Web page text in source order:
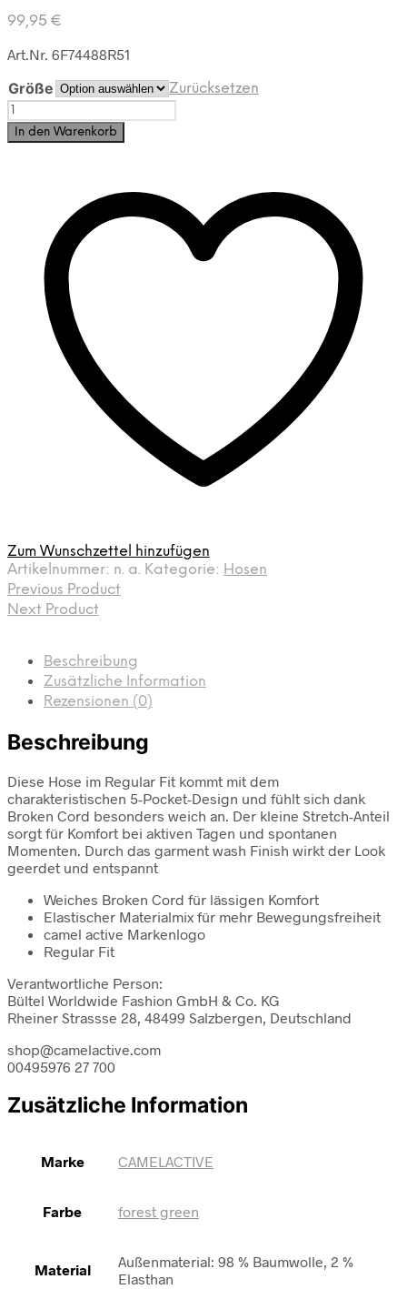
99,95 €
Art.Nr. 6F74488R51
Größe
Zurücksetzen
5-
Pkt
Regular
Baumwollmix
Camel
Active
Menge
In den Warenkorb
Zum Wunschzettel hinzufügen
Artikelnummer: n. a. Kategorie: Hosen
Previous Product
Next Product
Beschreibung
Zusätzliche Information
Rezensionen (0)
Beschreibung
Diese Hose im Regular Fit kommt mit dem
charakteristischen 5-Pocket-Design und fühlt sich dank
Broken Cord besonders weich an. Der kleine Stretch-Anteil
sorgt für Komfort bei aktiven Tagen und spontanen
Momenten. Durch das garment wash Finish wirkt der Look
geerdet und entspannt
Weiches Broken Cord für lässigen Komfort
Elastischer Materialmix für mehr Bewegungsfreiheit
camel active Markenlogo
Regular Fit
Verantwortliche Person:
Bültel Worldwide Fashion GmbH & Co. KG
Rheiner Strassse 28, 48499 Salzbergen, Deutschland
shop@camelactive.com
00495976 27 700
Zusätzliche Information
Marke CAMELACTIVE
Farbe forest green
Material
Außenmaterial: 98 % Baumwolle, 2 %
Elasthan